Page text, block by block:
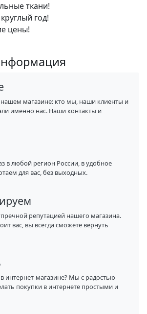
ткани!
год!
цены!
магазине: кто мы, наши клиенты и
именно нас. Наши контакты и
в любой регион России, в удобное
для вас, без выходных.
репутацией нашего магазина.
вас, вы всегда сможете вернуть
интернет-магазине? Мы с радостью
покупки в интернете простыми и